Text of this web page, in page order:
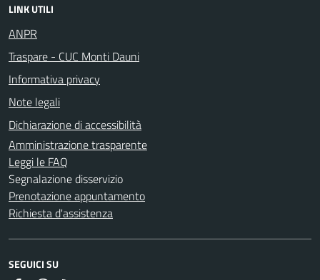
LINK UTILI
ANPR
Traspare - CUC Monti Dauni
Informativa privacy
Note legali
Dichiarazione di accessibilità
Amministrazione trasparente
Leggi le FAQ
Segnalazione disservizio
Prenotazione appuntamento
Richiesta d'assistenza
SEGUICI SU